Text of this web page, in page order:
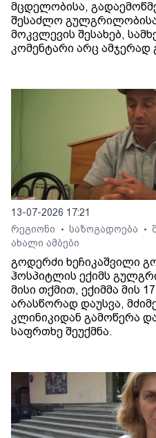
მცდელობისა,
შესაძლო
მოკვლევის შესახებ,
კომენტარი არც ამჯერად
13-07-2026 17:21
რეგიონი
• საზოგადოება •
ახალი ამბები
გოდერძი ხეჩიკაშვილი
ჰოსპიტლის ექიმს
მისი თქმით, ექიმმა მის
არასწორად დაუსვა,
კლინიკიდან გამოწერა
საფრთხე შეუქმნა.